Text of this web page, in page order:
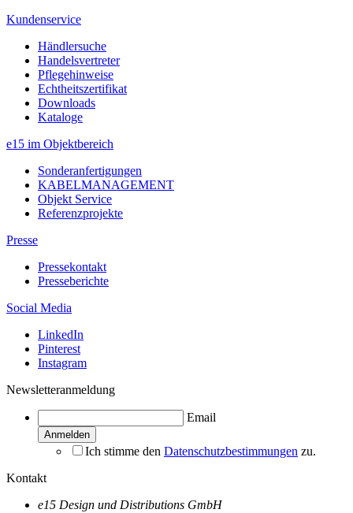
Kundenservice
Händlersuche
Handelsvertreter
Pflegehinweise
Echtheitszertifikat
Downloads
Kataloge
e15 im Objektbereich
Sonderanfertigungen
KABELMANAGEMENT
Objekt Service
Referenzprojekte
Presse
Pressekontakt
Presseberichte
Social Media
LinkedIn
Pinterest
Instagram
Newsletteranmeldung
Email
Ich stimme den Datenschutzbestimmungen zu.
Kontakt
e15 Design und Distributions GmbH